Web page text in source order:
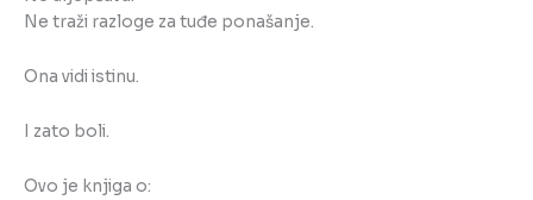
Ne traži razloge za tuđe ponašanje.
Ona vidi istinu.
I zato boli.
Ovo je knjiga o: